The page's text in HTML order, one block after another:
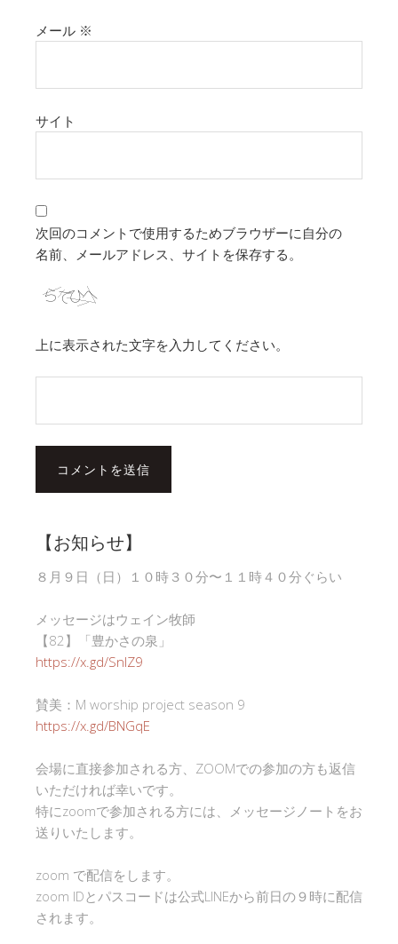
メール ※
サイト
次回のコメントで使用するためブラウザーに自分の
名前、メールアドレス、サイトを保存する。
上に表示された文字を入力してください。
【お知らせ】
８月９日（日）１０時３０分〜１１時４０分ぐらい
メッセージはウェイン牧師
【82】「豊かさの泉」
https://x.gd/SnlZ9
賛美：M worship project season 9
https://x.gd/BNGqE
会場に直接参加される方、ZOOMでの参加の方も返信
いただければ幸いです。
特にzoomで参加される方には、メッセージノートをお
送りいたします。
zoom で配信をします。
zoom IDとパスコードは公式LINEから前日の９時に配信
されます。